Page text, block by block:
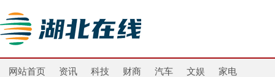
网站首页 资讯 科技 财商 汽车 文娱 家电